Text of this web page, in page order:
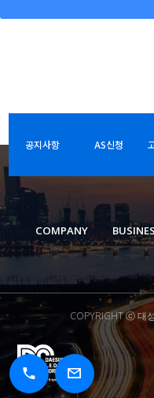
공지사항 AS신청
COMPANY
COPYRIGHT ⓒ 대